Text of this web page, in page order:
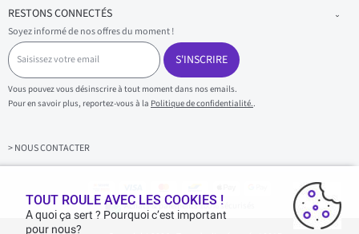
RESTONS CONNECTÉS
Soyez informé de nos offres du moment !
S
a
i
s
i
s
z
v
S'INSCRIRE
Vous pouvez vous désinscrire à tout moment dans nos emails.
Pour en savoir plus, reportez-vous à la Politique de confidentialité..
> NOUS CONTACTER
Achats & paiements 100% sécurisés
TOUT ROULE AVEC LES COOKIES !
A quoi ça sert ? Pourquoi c’est important
pour nous?